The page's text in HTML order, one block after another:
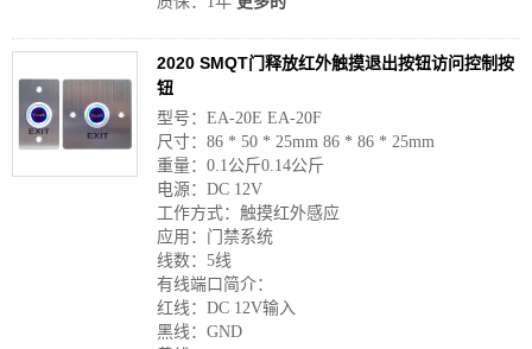
2020 SMQT门释放红外触摸退出按钮访问控制按
钮
型号：EA-20E EA-20F
尺寸：86 * 50 * 25mm 86 * 86 * 25mm
重量：0.1公斤0.14公斤
电源：DC 12V
工作方式：触摸红外感应
应用：门禁系统
线数：5线
有线端口简介：
红线：DC 12V输入
黑线：GND